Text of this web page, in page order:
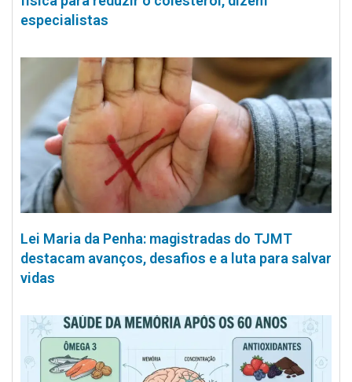
especialistas
Lei Maria da Penha: magistradas do TJMT
destacam avanços, desafios e a luta para salvar
vidas